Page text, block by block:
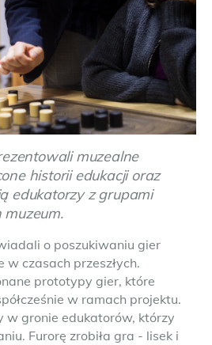
muzealne
historii edukacji oraz
edukatorzy z grupami
o poszukiwaniu gier
czasach przeszłych.
prototypy gier, które
w ramach projektu.
w gronie edukatorów, którzy
Furorę zrobiła gra - lisek i